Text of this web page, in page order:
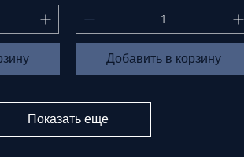
Добавить в корзину
Показать еще